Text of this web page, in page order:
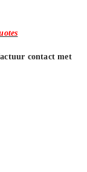
contact met